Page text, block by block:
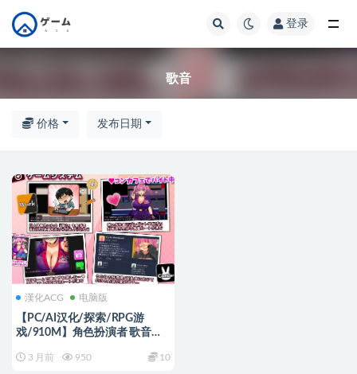
登录
歌音
价格 发布日期
漢化ACG 电脑版
【PC/AI汉化/探索/RPG游
戏/910M】角色扮演者 歌音要
たねとられちゃいます）AI汉化
3 月前 950 10